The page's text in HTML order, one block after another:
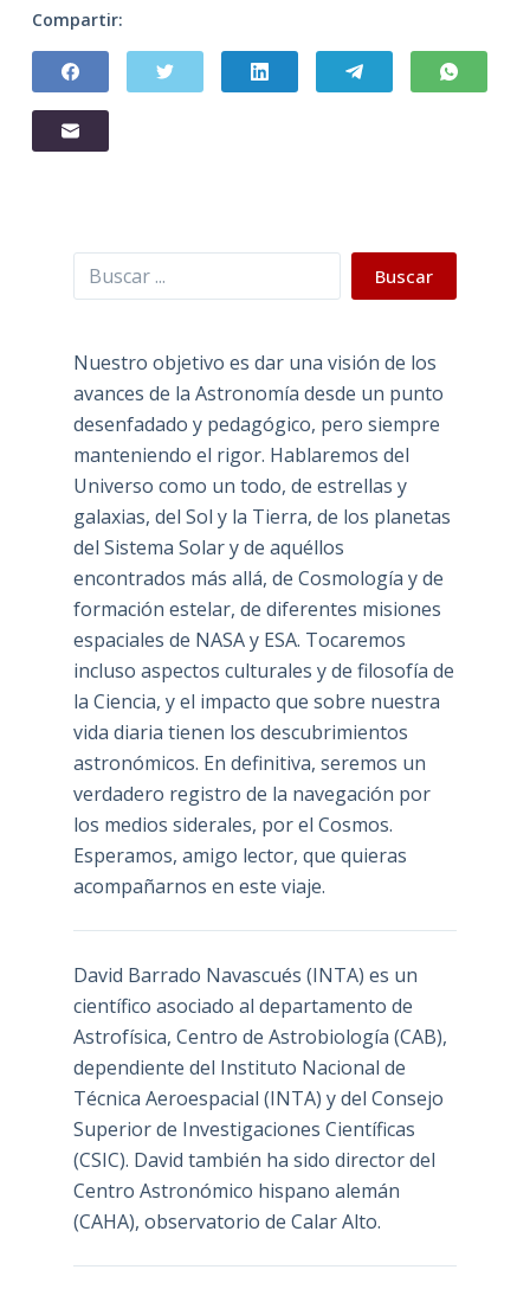
Compartir:
Buscar Buscar
Nuestro objetivo es dar una visión de los
avances de la Astronomía desde un punto
desenfadado y pedagógico, pero siempre
manteniendo el rigor. Hablaremos del
Universo como un todo, de estrellas y
galaxias, del Sol y la Tierra, de los planetas
del Sistema Solar y de aquéllos
encontrados más allá, de Cosmología y de
formación estelar, de diferentes misiones
espaciales de NASA y ESA. Tocaremos
incluso aspectos culturales y de filosofía de
la Ciencia, y el impacto que sobre nuestra
vida diaria tienen los descubrimientos
astronómicos. En definitiva, seremos un
verdadero registro de la navegación por
los medios siderales, por el Cosmos.
Esperamos, amigo lector, que quieras
acompañarnos en este viaje.
David Barrado Navascués (INTA) es un
científico asociado al departamento de
Astrofísica, Centro de Astrobiología (CAB),
dependiente del Instituto Nacional de
Técnica Aeroespacial (INTA) y del Consejo
Superior de Investigaciones Científicas
(CSIC). David también ha sido director del
Centro Astronómico hispano alemán
(CAHA), observatorio de Calar Alto.